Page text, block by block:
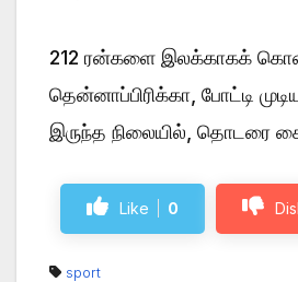
212 ரன்களை இலக்காகக்
தென்னாப்பிரிக்கா, போட்டி
இருந்த நிலையில், தொடரை
Like 0
sport